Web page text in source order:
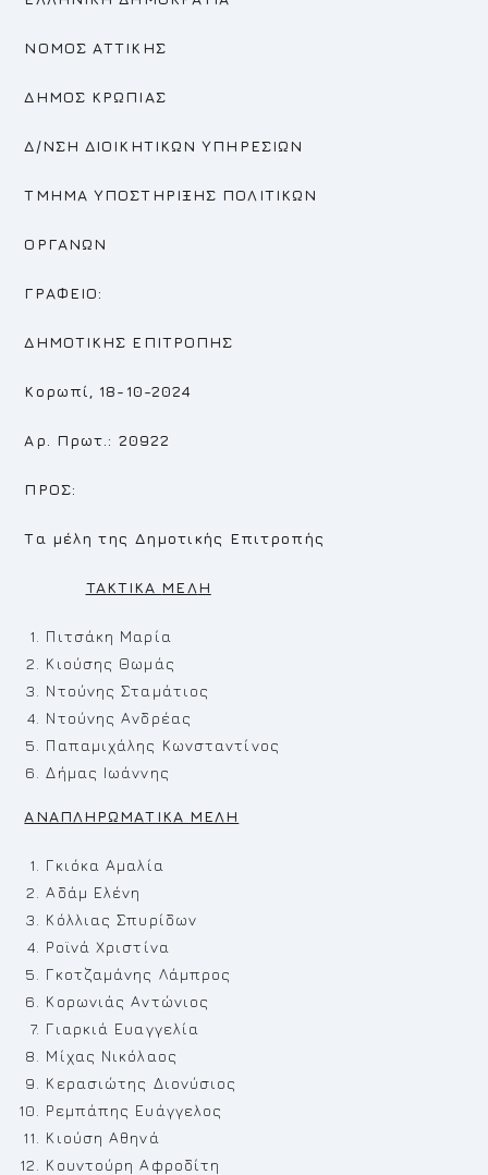
ΝΟΜΟΣ ΑΤΤΙΚΗΣ
ΔΗΜΟΣ ΚΡΩΠΙΑΣ
Δ/ΝΣΗ ΔΙΟΙΚΗΤΙΚΩΝ ΥΠΗΡΕΣΙΩΝ
ΤΜΗΜΑ ΥΠΟΣΤΗΡΙΞΗΣ ΠΟΛΙΤΙΚΩΝ
ΟΡΓΑΝΩΝ
ΓΡΑΦΕΙΟ:
ΔΗΜΟΤΙΚΗΣ ΕΠΙΤΡΟΠΗΣ
Κορωπί, 18-10-2024
Αρ. Πρωτ.: 20922
ΠΡΟΣ:
Τα μέλη της Δημοτικής Επιτροπής
TAKTIKA MEΛH
Πιτσάκη Μαρία
Κιούσης Θωμάς
Ντούνης Σταμάτιος
Ντούνης Ανδρέας
Παπαμιχάλης Κωνσταντίνος
Δήμας Ιωάννης
ΑΝΑΠΛΗΡΩΜΑΤΙΚΑ ΜΕΛΗ
Γκιόκα Αμαλία
Αδάμ Ελένη
Κόλλιας Σπυρίδων
Ροϊνά Χριστίνα
Γκοτζαμάνης Λάμπρος
Κορωνιάς Αντώνιος
Γιαρκιά Ευαγγελία
Μίχας Νικόλαος
Κερασιώτης Διονύσιος
Ρεμπάπης Ευάγγελος
Κιούση Αθηνά
Κουντούρη Αφροδίτη